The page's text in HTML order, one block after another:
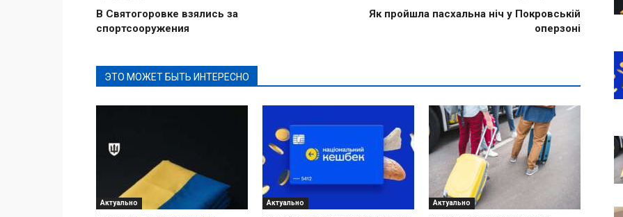
В Святогоровке взялись за
спортсооружения
Як пройшла пасхальна ніч у Покровській
оперзоні
ЭТО МОЖЕТ БЫТЬ ИНТЕРЕСНО
Актуально Актуально Актуально